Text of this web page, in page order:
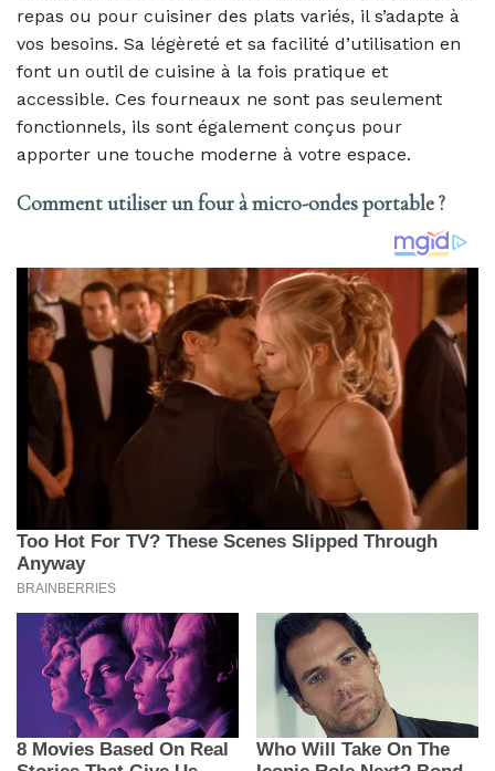
repas ou pour cuisiner des plats variés, il s’adapte à
vos besoins. Sa légèreté et sa facilité d’utilisation en
font un outil de cuisine à la fois pratique et
accessible. Ces fourneaux ne sont pas seulement
fonctionnels, ils sont également conçus pour
apporter une touche moderne à votre espace.
Comment utiliser un four à micro-ondes portable ?